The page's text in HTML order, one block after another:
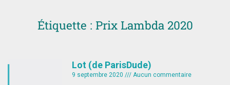
Étiquette : Prix Lambda 2020
Lot (de ParisDude)
9 septembre 2020 Aucun commentaire